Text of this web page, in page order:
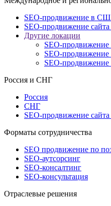
SEO-продвижение в
SEO-продвижение
Другие локации
SEO-продвижение
SEO-продвижение
SEO-продвижение
Россия и СНГ
Россия
СНГ
SEO-продвижение
Форматы сотрудничества
SEO продвижение по
SEO-аутсорсинг
SEO-консалтинг
SEO-консультация
Отраслевые решения